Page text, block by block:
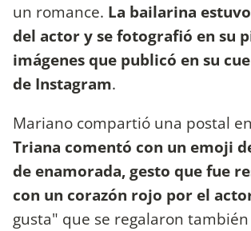
un romance. La bailarina
del actor y se fotografió en su
imágenes que publicó en su
de Instagram.
Mariano compartió una postal
Triana comentó con un emoji
de enamorada, gesto que fue
con un corazón rojo por el
gusta" que se regalaron